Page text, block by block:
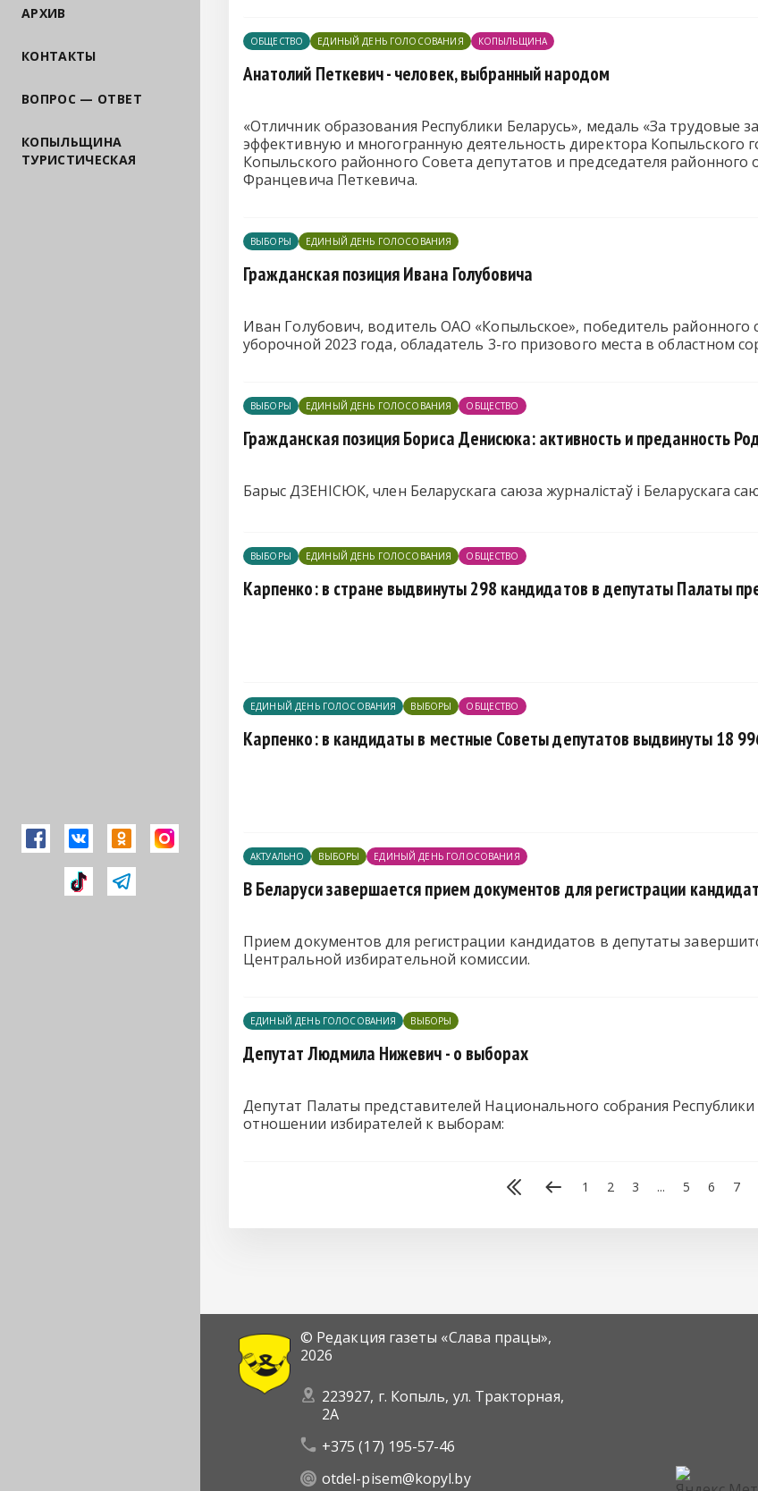
АРХИВ
КОНТАКТЫ
ВОПРОС — ОТВЕТ
КОПЫЛЬЩИНА
ТУРИСТИЧЕСКАЯ
ОБЩЕСТВО ЕДИНЫЙ ДЕНЬ ГОЛОСОВАНИЯ КОПЫЛЬЩИНА
Анатолий Петкевич - человек, выбранный народом
«Отличник образования Республики Беларусь», медаль «За трудовые
эффективную и многогранную деятельность директора Копыльского
Копыльского районного Совета депутатов и председателя районного
Францевича Петкевича.
ВЫБОРЫ ЕДИНЫЙ ДЕНЬ ГОЛОСОВАНИЯ
Гражданская позиция Ивана Голубовича
Иван Голубович, водитель ОАО «Копыльское», победитель районного
уборочной 2023 года, обладатель 3-го призового места в областном
ВЫБОРЫ ЕДИНЫЙ ДЕНЬ ГОЛОСОВАНИЯ ОБЩЕСТВО
Гражданская позиция Бориса Денисюка: активность и преданность
Барыс ДЗЕНІСЮК, член Беларускага саюза журналістаў і Беларускага
ВЫБОРЫ ЕДИНЫЙ ДЕНЬ ГОЛОСОВАНИЯ ОБЩЕСТВО
Карпенко: в стране выдвинуты 298 кандидатов в депутаты Палаты
ЕДИНЫЙ ДЕНЬ ГОЛОСОВАНИЯ ВЫБОРЫ ОБЩЕСТВО
Карпенко: в кандидаты в местные Советы депутатов выдвинуты 18
АКТУАЛЬНО ВЫБОРЫ ЕДИНЫЙ ДЕНЬ ГОЛОСОВАНИЯ
В Беларуси завершается прием документов для регистрации
Прием документов для регистрации кандидатов в депутаты
Центральной избирательной комиссии.
ЕДИНЫЙ ДЕНЬ ГОЛОСОВАНИЯ ВЫБОРЫ
Депутат Людмила Нижевич - о выборах
Депутат Палаты представителей Национального собрания
отношении избирателей к выборам:
1 2 3 ... 5 6 7
© Редакция газеты «Слава працы»,
2026
223927, г. Копыль, ул. Тракторная,
2А
+375 (17) 195-57-46
otdel-pisem@kopyl.by